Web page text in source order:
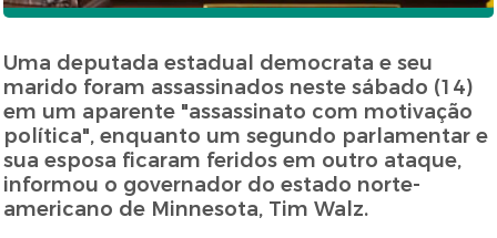
Uma deputada estadual democrata e seu
marido foram assassinados neste sábado (14)
em um aparente "assassinato com motivação
política", enquanto um segundo parlamentar e
sua esposa ficaram feridos em outro ataque,
informou o governador do estado norte-
americano de Minnesota, Tim Walz.